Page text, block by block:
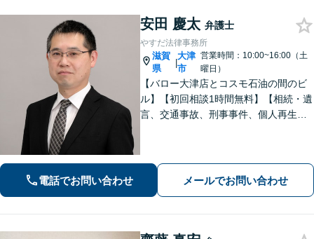
安田 慶太 弁護士
やすだ法律事務所
滋賀
県
|
大津
市
営業時間：10:00~16:00（土
曜日）
【バロー大津店とコスモ石油の間のビ
ル】【初回相談1時間無料】【相続・遺
言、交通事故、刑事事件、個人再生・
電話でお問い合わせ メールでお問い合わせ